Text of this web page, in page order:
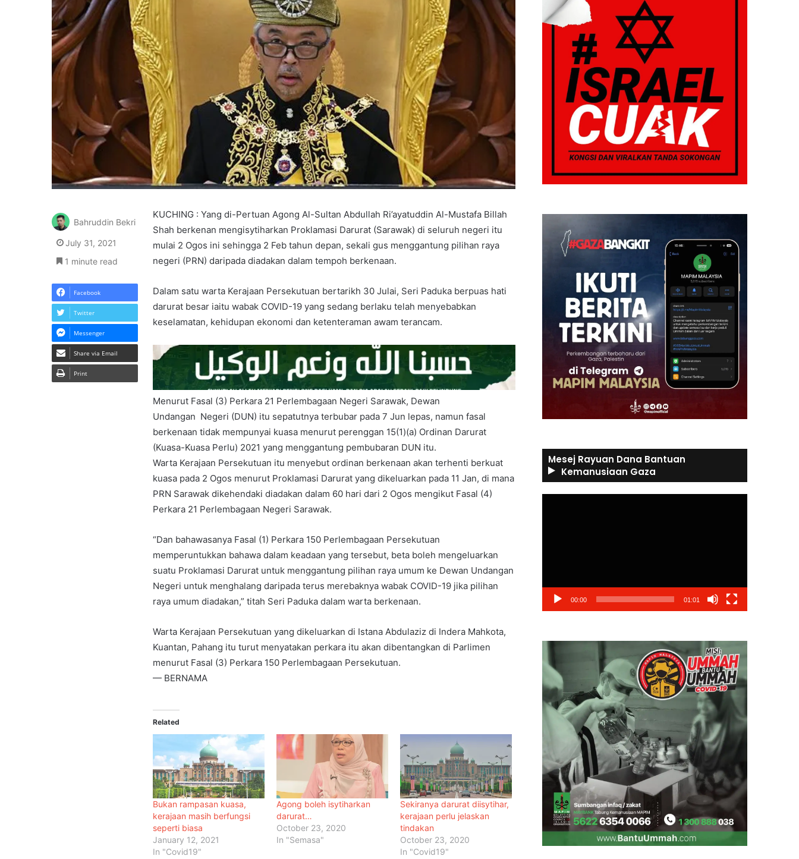
KUCHING : Yang di-Pertuan Agong Al-Sultan Abdullah Ri’ayatuddin Al-Mustafa Billah
Shah berkenan mengisytiharkan Proklamasi Darurat (Sarawak) di seluruh negeri itu
mulai 2 Ogos ini sehingga 2 Feb tahun depan, sekali gus menggantung pilihan raya
negeri (PRN) daripada diadakan dalam tempoh berkenaan.
Dalam satu warta Kerajaan Persekutuan bertarikh 30 Julai, Seri Paduka berpuas hati
darurat besar iaitu wabak COVID-19 yang sedang berlaku telah menyebabkan
keselamatan, kehidupan ekonomi dan ketenteraman awam terancam.
Menurut Fasal (3) Perkara 21 Perlembagaan Negeri Sarawak, Dewan
Undangan Negeri (DUN) itu sepatutnya terbubar pada 7 Jun lepas, namun fasal
berkenaan tidak mempunyai kuasa menurut perenggan 15(1)(a) Ordinan Darurat
(Kuasa-Kuasa Perlu) 2021 yang menggantung pembubaran DUN itu.
Warta Kerajaan Persekutuan itu menyebut ordinan berkenaan akan terhenti berkuat
kuasa pada 2 Ogos menurut Proklamasi Darurat yang dikeluarkan pada 11 Jan, di mana
PRN Sarawak dikehendaki diadakan dalam 60 hari dari 2 Ogos mengikut Fasal (4)
Perkara 21 Perlembagaan Negeri Sarawak.
“Dan bahawasanya Fasal (1) Perkara 150 Perlembagaan Persekutuan
memperuntukkan bahawa dalam keadaan yang tersebut, beta boleh mengeluarkan
suatu Proklamasi Darurat untuk menggantung pilihan raya umum ke Dewan Undangan
Negeri untuk menghalang daripada terus merebaknya wabak COVID-19 jika pilihan
raya umum diadakan,” titah Seri Paduka dalam warta berkenaan.
Warta Kerajaan Persekutuan yang dikeluarkan di Istana Abdulaziz di Indera Mahkota,
Kuantan, Pahang itu turut menyatakan perkara itu akan dibentangkan di Parlimen
menurut Fasal (3) Perkara 150 Perlembagaan Persekutuan.
— BERNAMA
Related
Bukan rampasan kuasa,
kerajaan masih berfungsi
seperti biasa
January 12, 2021
In "Covid19"
Agong boleh isytiharkan
darurat…
October 23, 2020
In "Semasa"
Sekiranya darurat diisytihar,
kerajaan perlu jelaskan
tindakan
October 23, 2020
In "Covid19"
Bahruddin Bekri
July 31, 2021
1 minute read
Facebook
Twitter
Messenger
Share via Email
Print
Malaysia Dipilih Jadi Tuan Rumah
Kongres Farmasi Dunia 2027
Mesej Rayuan Dana Bantuan
Kemanusiaan Gaza
00:00 01:01